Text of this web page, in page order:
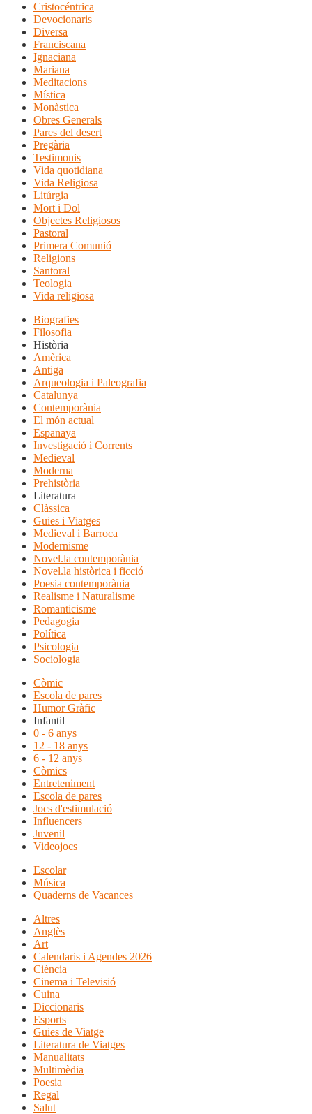
Cristocéntrica
Devocionaris
Diversa
Franciscana
Ignaciana
Mariana
Meditacions
Mística
Monàstica
Obres Generals
Pares del desert
Pregària
Testimonis
Vida quotidiana
Vida Religiosa
Litúrgia
Mort i Dol
Objectes Religiosos
Pastoral
Primera Comunió
Religions
Santoral
Teologia
Vida religiosa
Biografies
Filosofia
Història
Amèrica
Antiga
Arqueologia i Paleografia
Catalunya
Contemporània
El món actual
Espanaya
Investigació i Corrents
Medieval
Moderna
Prehistòria
Literatura
Clàssica
Guies i Viatges
Medieval i Barroca
Modernisme
Novel.la contemporània
Novel.la històrica i ficció
Poesia contemporània
Realisme i Naturalisme
Romanticisme
Pedagogia
Política
Psicologia
Sociologia
Còmic
Escola de pares
Humor Gràfic
Infantil
0 - 6 anys
12 - 18 anys
6 - 12 anys
Còmics
Entreteniment
Escola de pares
Jocs d'estimulació
Influencers
Juvenil
Videojocs
Escolar
Música
Quaderns de Vacances
Altres
Anglès
Art
Calendaris i Agendes 2026
Ciència
Cinema i Televisió
Cuina
Diccionaris
Esports
Guies de Viatge
Literatura de Viatges
Manualitats
Multimèdia
Poesia
Regal
Salut